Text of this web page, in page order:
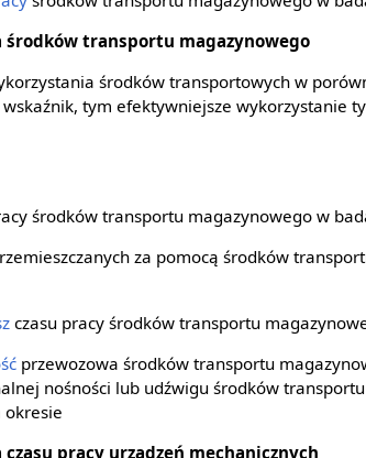
środków transportu magazynowego
środków transportowych w
tym efektywniejsze wykorzystanie
środków transportu magazynowego w
za pomocą środków
czasu pracy środków transportu
przewozowa środków transportu
nośności lub udźwigu środków
pracy urządzeń mechanicznych